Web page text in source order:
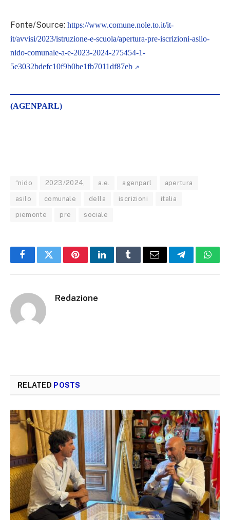
Fonte/Source: https://www.comune.nole.to.it/it-
it/avvisi/2023/istruzione-e-scuola/apertura-pre-iscrizioni-asilo-
nido-comunale-a-e-2023-2024-275454-1-
5e3032bdefc10f9b0be1fb7011df87eb
(AGENPARL)
“nido 2023/2024, a.e. agenparl apertura
asilo comunale della iscrizioni italia
piemonte pre sociale
FacebookTwitterPinterestLinkedInTumblrEmail Telegram
Redazione
RELATED POSTS